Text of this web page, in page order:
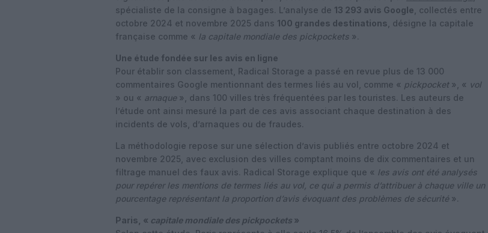
spécialiste de la consigne à bagages. L’analyse de 13 293 avis Google , collectés entre
octobre 2024 et novembre 2025 dans 100 grandes destinations , désigne la capitale
française comme « la capitale mondiale des pickpockets ».
Une étude fondée sur les avis en ligne
Pour établir son classement, Radical Storage a passé en revue plus de 13 000
commentaires Google mentionnant des termes liés au vol, comme « pickpocket », « vol
» ou « arnaque », dans 100 villes très fréquentées par les touristes. Les auteurs de
l’étude ont ainsi mesuré la part de ces avis associant chaque destination à des
incidents de vols, d’arnaques ou de fraudes.
La méthodologie repose sur une sélection d’avis publiés entre octobre 2024 et
novembre 2025, avec exclusion des villes comptant moins de dix commentaires et un
filtrage manuel des faux avis. Radical Storage explique que « les avis ont été analysés
pour repérer les mentions de termes liés au vol, ce qui a permis d’attribuer à chaque ville un
pourcentage représentant la proportion d’avis évoquant des problèmes de sécurité ».
Paris, « capitale mondiale des pickpockets »